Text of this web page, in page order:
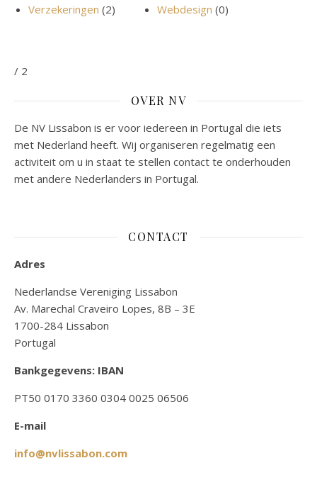
Verzekeringen (2) Webdesign (0)
/ 2
OVER NV
De NV Lissabon is er voor iedereen in Portugal die iets
met Nederland heeft. Wij organiseren regelmatig een
activiteit om u in staat te stellen contact te onderhouden
met andere Nederlanders in Portugal.
CONTACT
Adres
Nederlandse Vereniging Lissabon
Av. Marechal Craveiro Lopes, 8B – 3E
1700-284 Lissabon
Portugal
Bankgegevens: IBAN
PT50 0170 3360 0304 0025 06506
E-mail
info@nvlissabon.com